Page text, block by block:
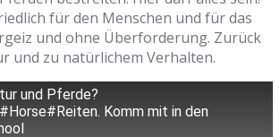
für den Menschen und für das
und ohne Überforderung. Zurück
und zu natürlichem Verhalten.
und Pferde?
Komm mit in den